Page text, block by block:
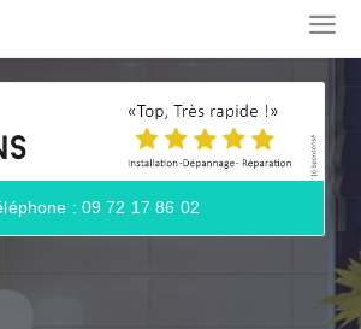
: 09 72 17 86 02